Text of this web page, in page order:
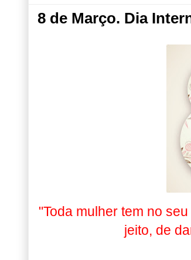
8 de Março. Dia
"Toda mulher tem no
jeito, de